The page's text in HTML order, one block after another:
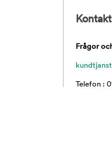
Kontakt
Frågor
Telefon :